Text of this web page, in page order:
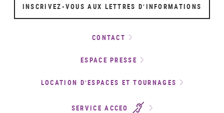
INSCRIVEZ-VOUS AUX LETTRES D’INFORMATIONS
CONTACT
ESPACE PRESSE
LOCATION D’ESPACES ET TOURNAGES
SERVICE ACCEO